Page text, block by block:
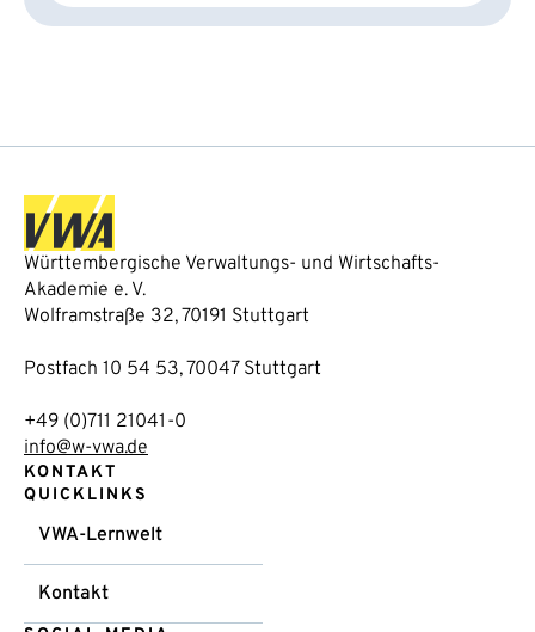
Württembergische Verwaltungs- und Wirtschafts-
Akademie e. V.
Wolframstraße 32, 70191 Stuttgart
Postfach 10 54 53, 70047 Stuttgart
+49 (0)711 21041-0
info@w-vwa.de
KONTAKT
QUICKLINKS
VWA-Lernwelt
Kontakt